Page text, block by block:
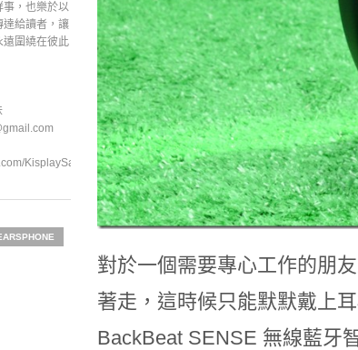
對於一個需要專心工作的朋
著走，這時候只能默默戴上
BackBeat SENSE 無線藍牙
事，也樂於以
達給讀者，讓
遠圍繞在彼此
KisplaySayGoodbuy/